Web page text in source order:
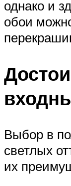
однако и
обои
Выбор в
светлых
их